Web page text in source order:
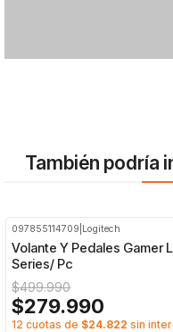
También podría
097855114709 Logitech
Volante Y Pedales Gamer
Series/ Pc
$499.990
$279.990
12 cuotas de $24.822 sin